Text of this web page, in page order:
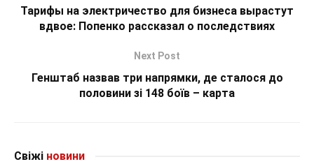
Тарифы на электричество для бизнеса вырастут
вдвое: Попенко рассказал о последствиях
Next Post
Генштаб назвав три напрямки, де сталося до
половини зі 148 боїв – карта
Свіжі новини